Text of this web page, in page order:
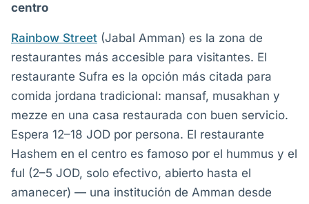
centro
Rainbow Street (Jabal Amman) es la zona de
restaurantes más accesible para visitantes. El
restaurante Sufra es la opción más citada para
comida jordana tradicional: mansaf, musakhan y
mezze en una casa restaurada con buen servicio.
Espera 12–18 JOD por persona. El restaurante
Hashem en el centro es famoso por el hummus y el
ful (2–5 JOD, solo efectivo, abierto hasta el
amanecer) — una institución de Amman desde